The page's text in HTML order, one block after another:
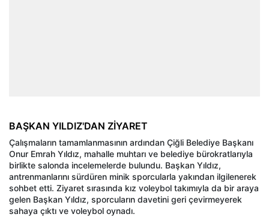
BAŞKAN YILDIZ'DAN ZİYARET
Çalışmaların tamamlanmasının ardından Çiğli Belediye Başkanı
Onur Emrah Yıldız, mahalle muhtarı ve belediye bürokratlarıyla
birlikte salonda incelemelerde bulundu. Başkan Yıldız,
antrenmanlarını sürdüren minik sporcularla yakından ilgilenerek
sohbet etti. Ziyaret sırasında kız voleybol takımıyla da bir araya
gelen Başkan Yıldız, sporcuların davetini geri çevirmeyerek
sahaya çıktı ve voleybol oynadı.